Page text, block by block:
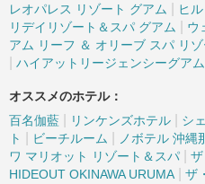
レオパレス リゾート グアム ヒ
リデイリゾート＆スパ グアム
ウ
アム リーフ ＆ オリーブ スパ リゾ
ハイアットリージェンシーグアム
オススメのホテル：
百名伽藍
リンケンズホテル
シ
ト
ビーチルーム ノボテル 沖縄
ワ マリオット リゾート＆スパ
HIDEOUT OKINAWA URUMA ザ